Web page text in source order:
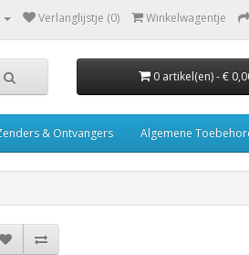
Verlanglijstje (0) Winkelwagentje
0 artikel(en) - €
& Ontvangers Algemene